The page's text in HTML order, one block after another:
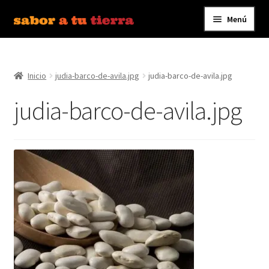
Ir
a
Ir
al
Menú
Bebidas
Caldos, Salsas y Condimentos
Conservas y Platos Preparados
Contáctanos
Inicio judia-barco-de-avila.jpg judia-barco-de-avila.jpg
judia-barco-de-avila.jpg